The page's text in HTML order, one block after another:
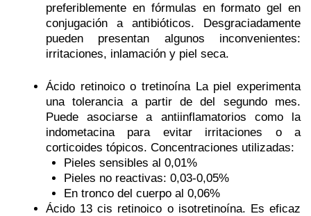
preferiblemente en fórmulas en formato gel en
conjugación a antibióticos. Desgraciadamente
pueden presentan algunos inconvenientes:
irritaciones, inlamación y piel seca.
Ácido retinoico o tretinoínaLa piel experimenta
una tolerancia a partir de del segundo mes.
Puede asociarse a antiinflamatorios como la
indometacina para evitar irritaciones o a
corticoides tópicos. Concentraciones utilizadas:
Pieles sensibles al 0,01%
Pieles no reactivas: 0,03-0,05%
En tronco del cuerpo al 0,06%
Ácido 13 cis retinoico o isotretinoína. Es eficaz